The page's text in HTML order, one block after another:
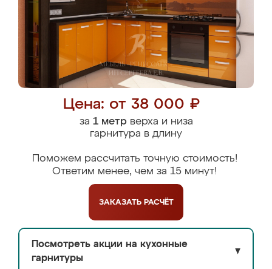
Цена: от 38 000 ₽
за 1 метрверха и низа
гарнитура в длину
Поможем рассчитать точную стоимость!
Ответим менее, чем за 15 минут!
ЗАКАЗАТЬ РАСЧЁТ
Посмотреть акции на кухонные
гарнитуры
▼